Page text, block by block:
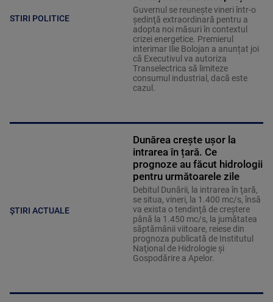
STIRI POLITICE
Guvernul se reuneşte vineri într-o
şedinţă extraordinară pentru a
adopta noi măsuri în contextul
crizei energetice. Premierul
interimar Ilie Bolojan a anunțat joi
că Executivul va autoriza
Transelectrica să limiteze
consumul industrial, dacă este
cazul.
ȘTIRI ACTUALE
Dunărea crește ușor la
intrarea în țară. Ce
prognoze au făcut hidrologii
pentru următoarele zile
Debitul Dunării, la intrarea în ţară,
se situa, vineri, la 1.400 mc/s, însă
va exista o tendinţă de creştere
până la 1.450 mc/s, la jumătatea
săptămânii viitoare, reiese din
prognoza publicată de Institutul
Naţional de Hidrologie şi
Gospodărire a Apelor.